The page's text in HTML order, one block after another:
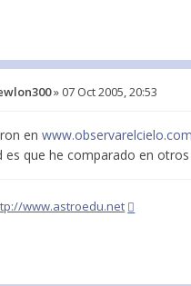
»07 Oct 2005, 20:53
enwww.observarelcielo.com
es que he comparado en
www.astroedu.net